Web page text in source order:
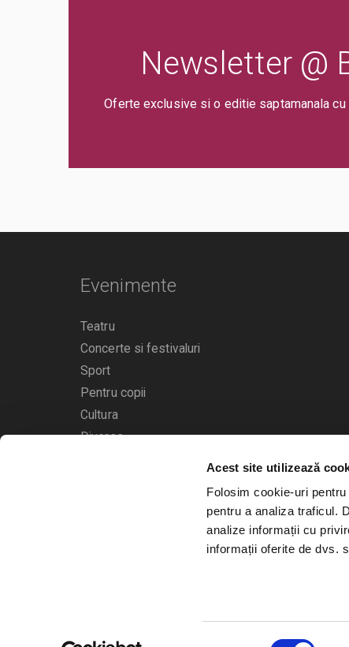
Acest site utilizează
Folosim cookie-uri
pentru a analiza traficul.
analize informații cu
informații oferite de dvs.
Newsletter @
Oferte exclusive si o editie saptamanala
Evenimente
Teatru
Concerte si festivaluri
Sport
Pentru copii
Cultura
Diverse
Calendarul evenimentelor
Bilete.ro